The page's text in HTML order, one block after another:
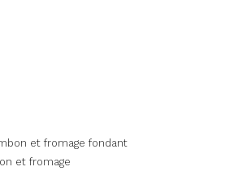
et fromage fondant
et fromage